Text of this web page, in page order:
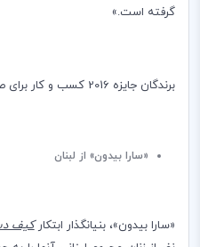
گرفته است.»
برندگان جایزه 2016 کسب و کار برای صلح، عبارتند از:
«سارا بیدون» از لبنان
«سارا بیدون»، بنیانگذار ابتکارکیف